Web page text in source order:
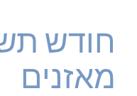
חודש
מאזנים